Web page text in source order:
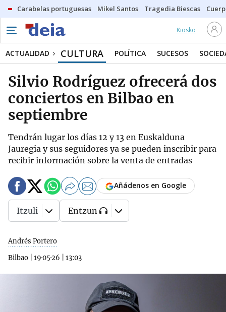
Carabelas portuguesas Mikel Santos Tragedia Biescas
Kiosko
ACTUALIDAD CULTURA POLÍTICA SUCESOS
Silvio Rodríguez ofrecerá dos
conciertos en Bilbao en
septiembre
Tendrán lugar los días 12 y 13 en Euskalduna
Jauregia y sus seguidores ya se pueden inscribir para
recibir información sobre la venta de entradas
Andrés Portero
Bilbao
19·05·26 13:03
Añádenos en Google
Itzuli Entzun